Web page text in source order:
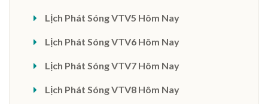
Lịch Phát Sóng VTV5 Hôm Nay
Lịch Phát Sóng VTV6 Hôm Nay
Lịch Phát Sóng VTV7 Hôm Nay
Lịch Phát Sóng VTV8 Hôm Nay